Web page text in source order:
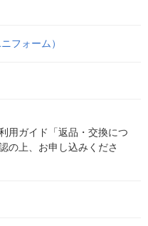
フォーム）
用ガイド「返品・交換につ
の上、お申し込みくださ